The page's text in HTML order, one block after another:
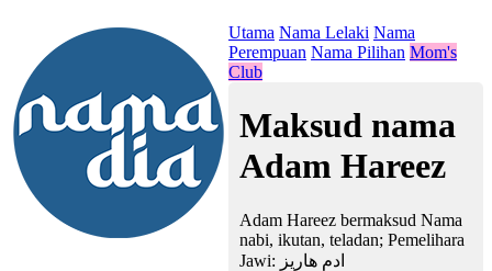
Utama Nama Lelaki Nama
Perempuan Nama Pilihan Mom's
Club
Maksud nama
Adam Hareez
Adam Hareez bermaksud Nama
nabi, ikutan, teladan; Pemelihara
Jawi: ادم هاريز